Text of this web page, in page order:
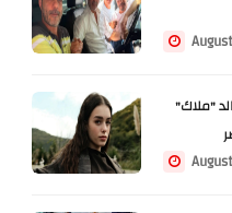
"ملاك"